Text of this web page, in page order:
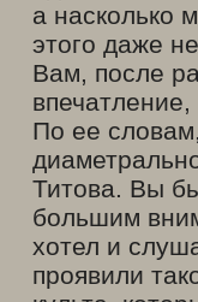
а насколько
этого даже
Вам, после
По ее
Титова. Вы
большим
хотел и
проявили